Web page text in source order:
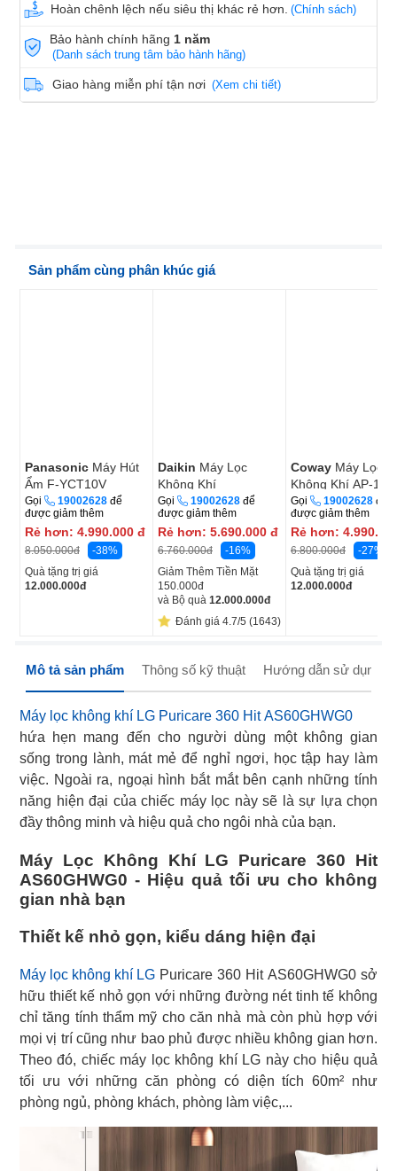
Hoàn chênh lệch nếu siêu thị khác rẻ hơn. (Chính sách)
Bảo hành chính hãng 1 năm
(Danh sách trung tâm bảo hành hãng)
Giao hàng miễn phí tận nơi (Xem chi tiết)
Sản phẩm cùng phân khúc giá
Panasonic Máy Hút
Ẩm F-YCT10V
Gọi 19002628 để
được giảm thêm
Rẻ hơn: 4.990.000 đ
8.050.000đ
-38%
Quà tặng trị giá
12.000.000đ
Daikin Máy Lọc
Không Khí
MC40UVM6-7
Gọi 19002628 để
được giảm thêm
Rẻ hơn: 5.690.000 đ
6.760.000đ
-16%
Giảm Thêm Tiền Mặt
150.000đ
và Bộ quà 12.000.000đ
Đánh giá 4.7/5 (1643)
Coway Máy Lọc
Không Khí AP-
Gọi 19002628 để
được giảm thêm
Rẻ hơn:
6.800.000đ
-27%
Quà tặng trị giá
12.000.000đ
Mô tả sản phẩm Thông số kỹ thuật Hướng dẫn sử dụng
Máy lọc không khí LG Puricare 360 Hit AS60GHWG0
hứa hẹn mang đến cho người dùng một không gian
sống trong lành, mát mẻ để nghỉ ngơi, học tập hay làm
việc. Ngoài ra, ngoại hình bắt mắt bên cạnh những tính
năng hiện đại của chiếc máy lọc này sẽ là sự lựa chọn
đầy thông minh và hiệu quả cho ngôi nhà của bạn.
Máy Lọc Không Khí LG Puricare 360 Hit
AS60GHWG0 - Hiệu quả tối ưu cho không
gian nhà bạn
Thiết kế nhỏ gọn, kiểu dáng hiện đại
Máy lọc không khí LG Puricare 360 Hit AS60GHWG0 sở
hữu thiết kế nhỏ gọn với những đường nét tinh tế không
chỉ tăng tính thẩm mỹ cho căn nhà mà còn phù hợp với
mọi vị trí cũng như bao phủ được nhiều không gian hơn.
Theo đó, chiếc máy lọc không khí LG này cho hiệu quả
tối ưu với những căn phòng có diện tích 60m² như
phòng ngủ, phòng khách, phòng làm việc,...